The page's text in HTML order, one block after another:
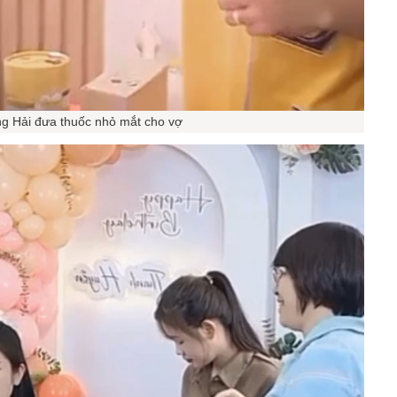
Hải đưa thuốc nhỏ mắt cho vợ